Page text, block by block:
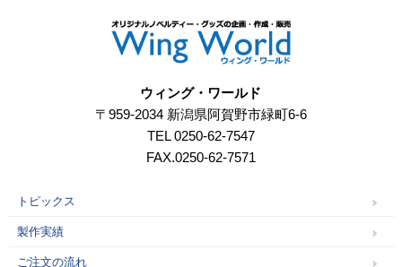
ウィング・ワールド
〒959-2034 新潟県阿賀野市緑町6-6
TEL 0250-62-7547
FAX.0250-62-7571
トピックス
製作実績
ご注文の流れ